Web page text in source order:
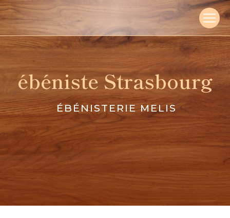
ébéniste Strasbourg
ÉBÉNISTERIE MELIS
Panneau de gestion des cookies